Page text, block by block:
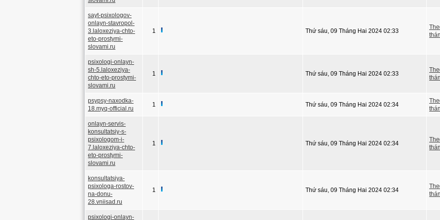
sayt-psixologov-
onlayn-stavropol-
3.laloxeziya-chto-
eto-prostymi-
slovami.ru
1 Thứ sáu, 09 Tháng Hai 2024 02:33
psixologi-onlayn-
sh-5.laloxeziya-
chto-eto-prostymi-
slovami.ru
1 Thứ sáu, 09 Tháng Hai 2024 02:33
psypsy-naxodka-
18.myq-official.ru
1 Thứ sáu, 09 Tháng Hai 2024 02:34
onlayn-servis-
konsultatsiy-s-
psixologom-i-
7.laloxeziya-chto-
eto-prostymi-
slovami.ru
1 Thứ sáu, 09 Tháng Hai 2024 02:34
konsultatsiya-
psixologa-rostov-
na-donu-
28.vniisad.ru
1 Thứ sáu, 09 Tháng Hai 2024 02:34
psixologi-onlayn-